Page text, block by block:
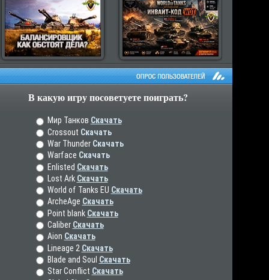
пользователей
В какую игру посоветуете поиграть?
Мир Танков Скачать
Crossout Скачать
War Thunder Скачать
Warface Скачать
Enlisted Скачать
Lost Ark Скачать
World of Tanks EU Скачать
ArcheAge Скачать
Point blank Скачать
Caliber Скачать
Aion Скачать
Lineage 2 Скачать
Blade and Soul Скачать
Star Conflict Скачать